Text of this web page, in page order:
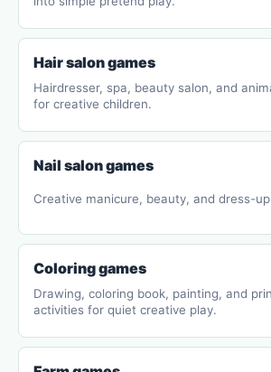
Hair salon games
Hairdresser, spa, beauty salon, and
for creative children.
Nail salon games
Creative manicure, beauty, and dress-
Coloring games
Drawing, coloring book, painting, and
activities for quiet creative play.